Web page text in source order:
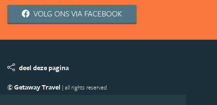
VOLG ONS VIA FACEBOOK
deel deze pagina
© Getaway Travel | all rights reserved